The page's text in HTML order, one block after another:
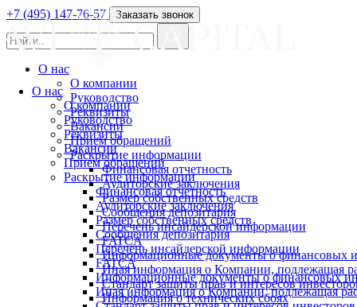
О нас
О компании
Руководство
Реквизиты
Вакансии
Прием обращений
Раскрытие информации
Финансовая отчетность
Аудиторские заключения
Размер собственных средств
Сообщения депозитария
Перечень инсайдерской информации
FATCA
Информационные документы о финансовых
Иная информация о Компании, подлежащая
+7 (495) 147-76-57 Заказать звонок
О нас
О компании
Руководство
Реквизиты
Вакансии
Прием обращений
Раскрытие информации
Финансовая отчетность
Аудиторские заключения
Размер собственных средств
Сообщения депозитария
Перечень инсайдерской информации
FATCA
Информационные документы о финансовых
Иная информация о Компании, подлежащая
Стандарт защиты прав и интересов
Информация о технических сбоях